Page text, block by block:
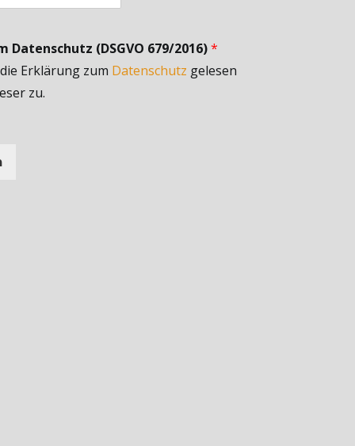
Datenschutz (DSGVO 679/2016)*
Erklärung zum Datenschutz gelesen
zu.